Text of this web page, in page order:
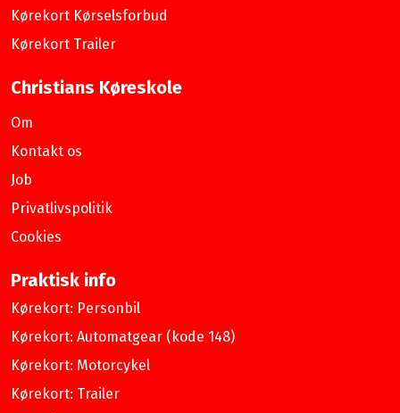
Kørekort Kørselsforbud
Kørekort Trailer
Christians Køreskole
Om
Kontakt os
Job
Privatlivspolitik
Cookies
Praktisk info
Kørekort: Personbil
Kørekort: Automatgear (kode 148)
Kørekort: Motorcykel
Kørekort: Trailer